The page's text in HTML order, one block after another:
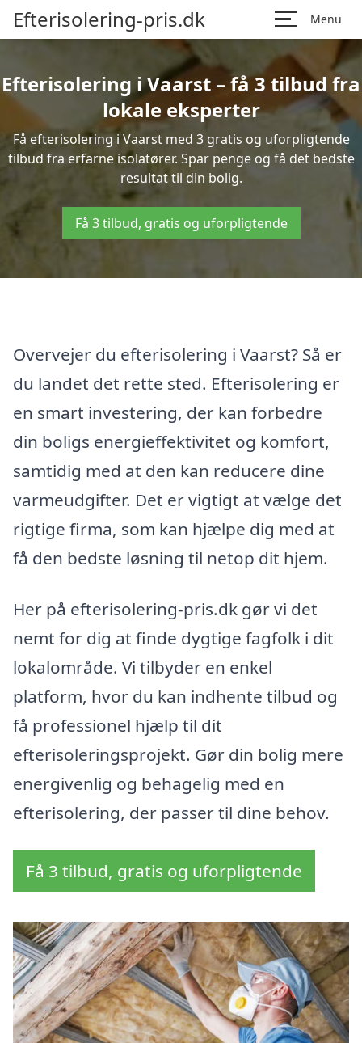
Efterisolering-pris.dk Menu
Efterisolering i Vaarst – få 3 tilbud fra
lokale eksperter
Få efterisolering i Vaarst med 3 gratis og uforpligtende
tilbud fra erfarne isolatører. Spar penge og få det bedste
resultat til din bolig.
Få 3 tilbud, gratis og uforpligtende
Overvejer du efterisolering i Vaarst? Så er
du landet det rette sted. Efterisolering er
en smart investering, der kan forbedre
din boligs energieffektivitet og komfort,
samtidig med at den kan reducere dine
varmeudgifter. Det er vigtigt at vælge det
rigtige firma, som kan hjælpe dig med at
få den bedste løsning til netop dit hjem.
Her på efterisolering-pris.dk gør vi det
nemt for dig at finde dygtige fagfolk i dit
lokalområde. Vi tilbyder en enkel
platform, hvor du kan indhente tilbud og
få professionel hjælp til dit
efterisoleringsprojekt. Gør din bolig mere
energivenlig og behagelig med en
efterisolering, der passer til dine behov.
Få 3 tilbud, gratis og uforpligtende